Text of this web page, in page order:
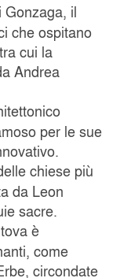
Gonzaga, il
che ospitano
cui la
Andrea
per le sue
chiese più
da Leon
sacre.
è
come
circondate